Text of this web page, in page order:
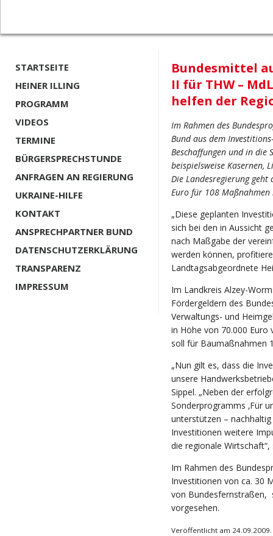
STARTSEITE
HEINER ILLING
PROGRAMM
VIDEOS
TERMINE
BÜRGERSPRECHSTUNDE
ANFRAGEN AN REGIERUNG
UKRAINE-HILFE
KONTAKT
ANSPRECHPARTNER BUND
DATENSCHUTZERKLÄRUNG
TRANSPARENZ
IMPRESSUM
Bundesmittel
II für THW –
helfen der
Im Rahmen des
Bund aus dem
Beschaffungen und in die
beispielsweise Kasernen,
Die Landesregierung geht
Euro für 108
„Diese geplanten
sich bei den in Aussicht
nach Maßgabe der
werden können,
Landtagsabgeordnete
Im Landkreis Alzey-
Fördergeldern des
Verwaltungs- und
in Höhe von 70.000
soll für Baumaßnahmen
„Nun gilt es, dass die
unsere
Sippel. „Neben der
Sonderprogramms ‚Für
unterstützen –
Investitionen weitere
die regionale Wirtschaft“,
Im Rahmen des
Investitionen von ca. 30
von Bundesfernstraßen,
vorgesehen.
Veröffentlicht am 24.09.2009.